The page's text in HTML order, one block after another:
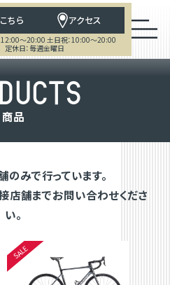
ちら アクセス
12:00～20:00 土日祝：10:00～20:00
定休日：毎週金曜日
DUCTS
商品
みで行っています。
店舗までお問い合わせくださ
い。